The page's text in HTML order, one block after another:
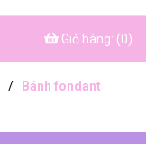
Giỏ hàng: (0)
/
Bánh fondant